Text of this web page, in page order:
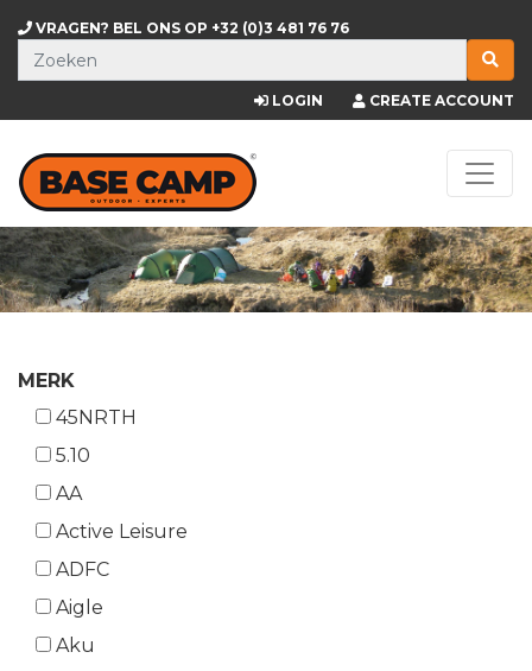
VRAGEN? BEL ONS OP +32 (0)3 481 76 76
LOGIN CREATE ACCOUNT
MERK
45NRTH
5.10
AA
Active Leisure
ADFC
Aigle
Aku